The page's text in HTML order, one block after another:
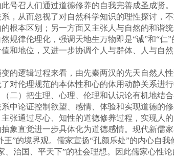
号召人们通过道德修养的自我完善成圣成贤
从而忽视了对自然科学知识的理性探讨，不
根本区别；另一方面又主张人与自然的和谐
规律伦理化，强调天地生万物即是“诚”和“仁
和地位，又进一步协调个人与群体、人与自
逻辑过程来看，由先秦两汉的先天自然人
对伦理规范的本体性和心的体用动静关系进
二）把生理、心理、伦理和认识论有机地结
中论证控制欲望、感情、体验和实现道德的
张通过尽心、知性的道德修养过程，实现人
象直觉进一步具体化为道德感情。现代新儒
”的境界观。儒家宣扬“孔颜乐处”的内心自
治国、平天下”的社会理想。因此儒家心性